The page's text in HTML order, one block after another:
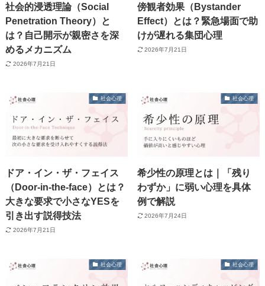
社会的浸透理論（Social
Penetration Theory）と
は？自己開示が親密さを深
めるメカニズム
2026年7月21日
傍観者効果（Bystander
Effect）とは？緊急場面で助
けが遅れる集団心理
2026年7月21日
社会心理
ドア・イン・ザ・フェイス
（Door-in-the-face）とは？
大きな要求で小さなYESを
引き出す説得技法
2026年7月21日
社会心理
希少性の原理とは｜「残り
わずか」に弱い心理を具体
例で解説
2026年7月24日
社会心理 社会心理